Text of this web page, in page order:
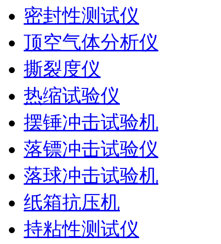
密封性测试仪
顶空气体分析仪
撕裂度仪
热缩试验仪
摆锤冲击试验机
落镖冲击试验仪
落球冲击试验机
纸箱抗压机
持粘性测试仪